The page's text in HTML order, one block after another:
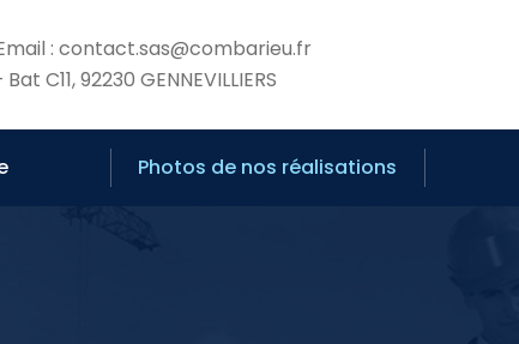
: contact.sas@combarieu.fr
C11, 92230 GENNEVILLIERS
Photos de nos réalisations